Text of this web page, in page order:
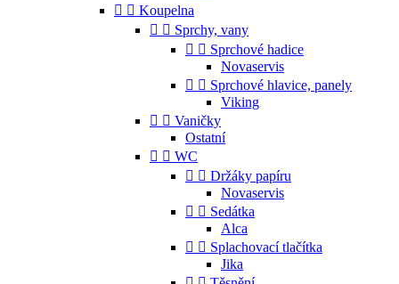
  Koupelna
  Sprchy, vany
  Sprchové hadice
Novaservis
  Sprchové hlavice, panely
Viking
  Vaničky
Ostatní
  WC
  Držáky papíru
Novaservis
  Sedátka
Alca
  Splachovací tlačítka
Jika